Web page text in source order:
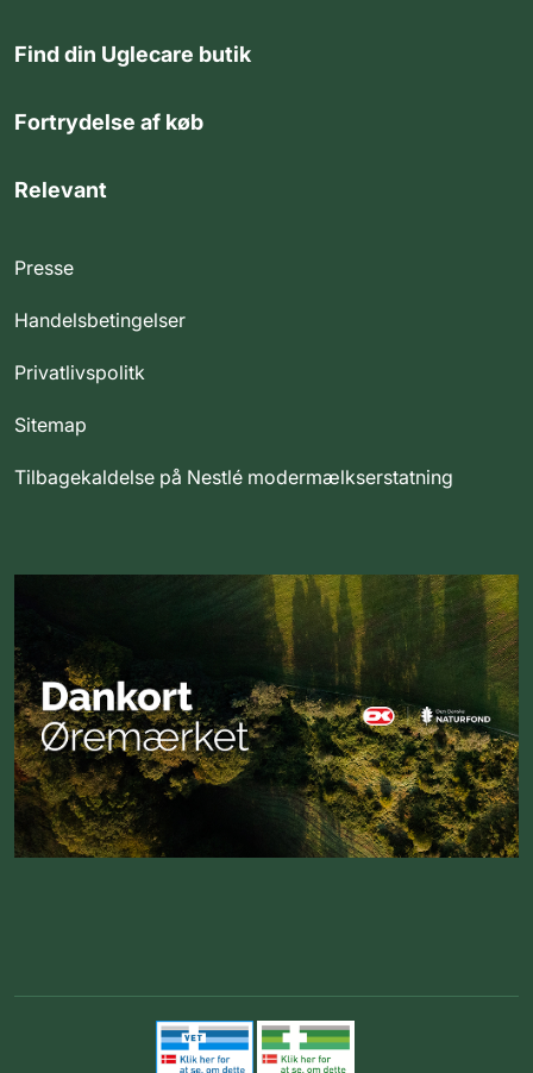
Find din Uglecare butik
Fortrydelse af køb
Relevant
Presse
Handelsbetingelser
Privatlivspolitk
Sitemap
Tilbagekaldelse på Nestlé modermælkserstatning